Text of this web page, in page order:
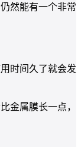
然能有一个非常
时间久了就会发
金属膜长一点，